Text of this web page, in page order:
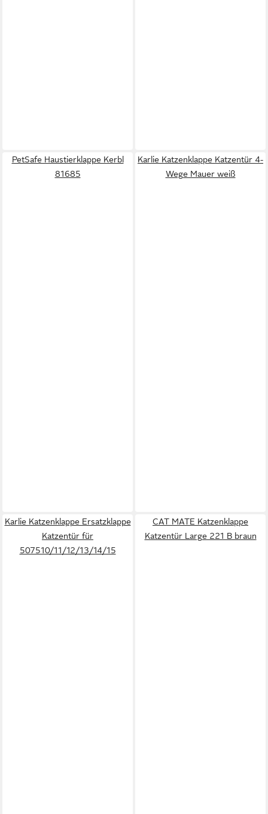
PetSafe Haustierklappe Kerbl
81685
Karlie Katzenklappe Katzentür 4-
Wege Mauer weiß
Karlie Katzenklappe Ersatzklappe
Katzentür für
507510/11/12/13/14/15
CAT MATE Katzenklappe
Katzentür Large 221 B braun